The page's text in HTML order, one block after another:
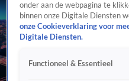
onder aan de webpagina te
binnen onze Digitale Diensten
onze Cookieverklaring voor
Digitale Diensten.
Functioneel & Essentieel